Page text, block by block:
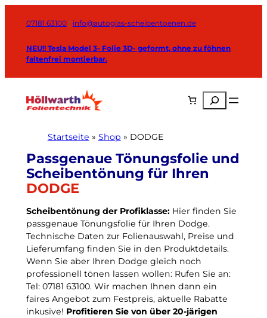
Inhalt07181 63100| info@autoglas-scheibentoenen.de
NEU!! Tesla Model 3- Folie 3D- geformt, ohne zu föhnen
faltenfrei montierbar.
Suchen
Startseite » Shop » DODGE
DODGE
W
ä
h
l
n
S
i
Scheibentönung der Profiklasse:Hier finden Sie
passgenaue Tönungsfolie für Ihren Dodge.
Technische Daten zur Folienauswahl, Preise und
Lieferumfang finden Sie in den Produktdetails.
Wenn Sie aber Ihren Dodge gleich noch
professionell tönen lassen wollen: Rufen Sie an:
Tel: 07181 63100. Wir machen Ihnen dann ein
faires Angebot zum Festpreis, aktuelle Rabatte
inkusive! Profitieren Sie von über 20-järigen